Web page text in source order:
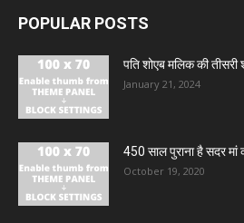
POPULAR POSTS
पति शोएब मलिक की तीसरी
January 21, 2024
450 साल पुराना है सदर मां
October 19, 2020